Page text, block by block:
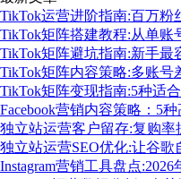
TikTok运营进阶指南:百万粉
TikTok矩阵搭建教程:从单账
TikTok矩阵避坑指南:新手最
TikTok矩阵内容策略:多账号
TikTok矩阵变现指南:5种适
Facebook营销内容策略：5
独立站运营客户留存:复购率
独立站运营SEO优化:让谷
Instagram营销工具盘点